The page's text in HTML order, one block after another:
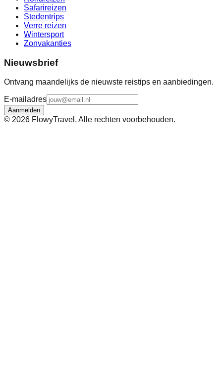
Safarireizen
Stedentrips
Verre reizen
Wintersport
Zonvakanties
Nieuwsbrief
Ontvang maandelijks de nieuwste reistips en aanbiedingen.
E-mailadres
Aanmelden
© 2026 FlowyTravel. Alle rechten voorbehouden.